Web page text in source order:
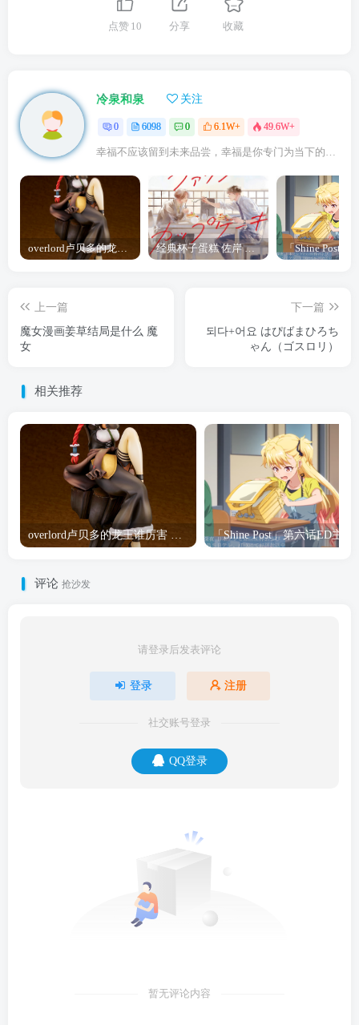
点赞 10 分享 收藏
冷泉和泉 关注
0 6098 0 6.1W+ 49.6W+
幸福不应该留到未来品尝，幸福是你专门为当下的自己所准备的
overlord卢贝多的龙王谁厉害 「Overlord」露普斯蕾琪娜·贝塔手办开订 经典杯子蛋糕 佐岸 漫画「经典杯子蛋糕」宣布真人日剧化
上一篇
魔女漫画姜草结局是什么 魔
女
下一篇
되다+어요 はぴばまひろち
ゃん（ゴスロリ）
相关推荐
评论 抢沙发
请登录后发表评论
登录 注册
社交账号登录
QQ登录
暂无评论内容